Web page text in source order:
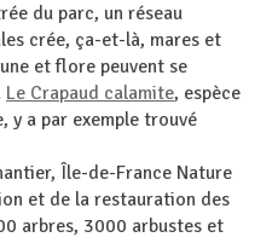
du parc, un réseau
crée, ça-et-là, mares et
et flore peuvent se
Le Crapaud calamite, espèce
y a par exemple trouvé
Île-de-France Nature
et de la restauration des
arbres, 3000 arbustes et